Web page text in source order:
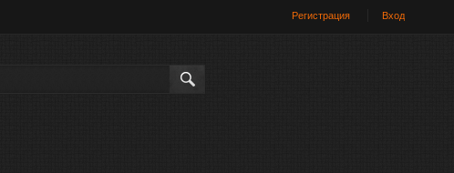
Регистрация Вход